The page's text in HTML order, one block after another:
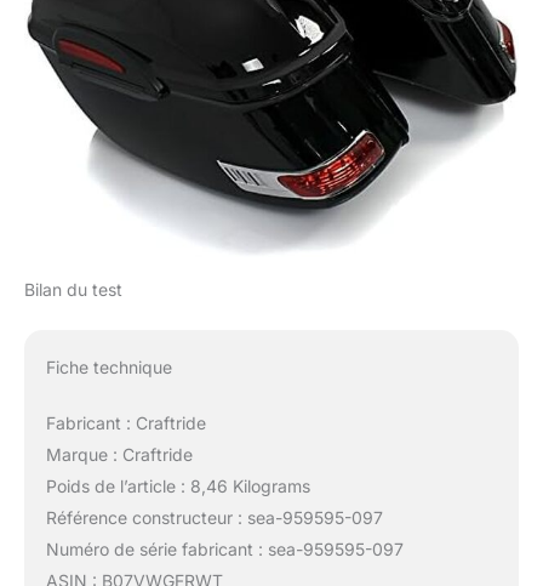
Bilan du test
Fiche technique
Fabricant : Craftride
Marque : Craftride
Poids de l’article : 8,46 Kilograms
Référence constructeur : sea-959595-097
Numéro de série fabricant : sea-959595-097
ASIN : B07VWGFRWT